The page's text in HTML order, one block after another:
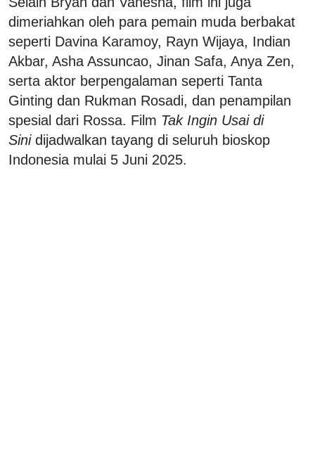
dimeriahkan oleh para pemain muda berbakat
seperti Davina Karamoy, Rayn Wijaya, Indian
Akbar, Asha Assuncao, Jinan Safa, Anya Zen,
serta aktor berpengalaman seperti Tanta
Ginting dan Rukman Rosadi, dan penampilan
spesial dari Rossa. Film Tak Ingin Usai di
Sinidijadwalkan tayang di seluruh bioskop
Indonesia mulai 5 Juni 2025.